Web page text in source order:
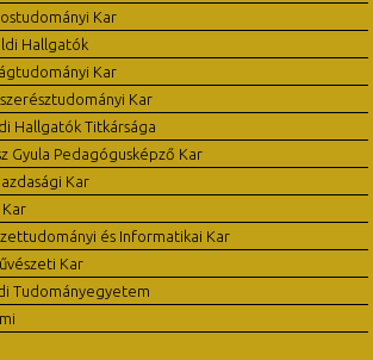
Kar
Hallgatók
Kar
Kar
Hallgatók Titkársága
Gyula Pedagógusképző Kar
Kar
és Informatikai Kar
Kar
Tudományegyetem